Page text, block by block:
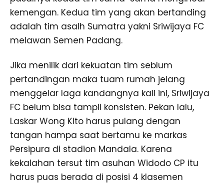
kemengan. Kedua tim yang akan bertanding
adalah tim asalh Sumatra yakni Sriwijaya FC
melawan Semen Padang.
Jika menilik dari kekuatan tim seblum
pertandingan maka tuam rumah jelang
menggelar laga kandangnya kali ini, Sriwijaya
FC belum bisa tampil konsisten. Pekan lalu,
Laskar Wong Kito harus pulang dengan
tangan hampa saat bertamu ke markas
Persipura di stadion Mandala. Karena
kekalahan tersut tim asuhan Widodo CP itu
harus puas berada di posisi 4 klasemen